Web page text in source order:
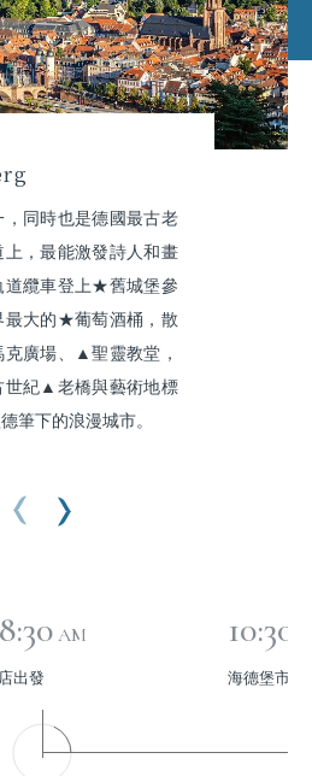
同時也是德國最古老
，最能激發詩人和畫
纜車登上★舊城堡參
最大的★葡萄酒桶，散
廣場、▲聖靈教堂，
世紀▲老橋與藝術地標
筆下的浪漫城市。
AM
出發
10:30
海德堡市區